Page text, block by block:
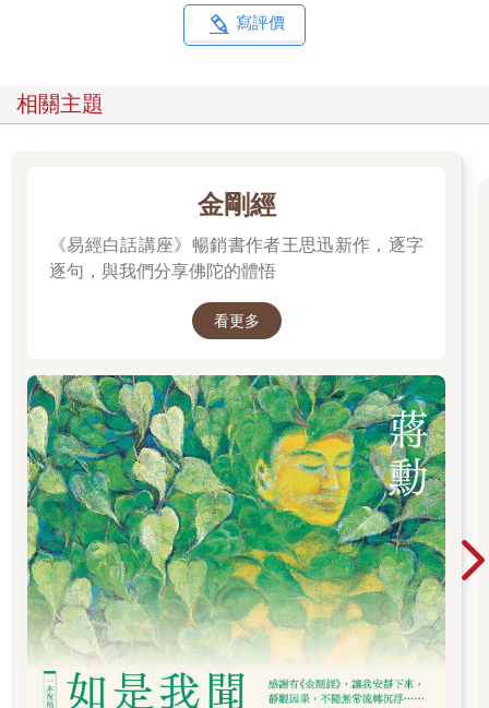
界外也還有不可認知的世界。
父：可認知世界和不可認知世界，就像可感知世界和不可感知世
說，不可認知的世界有哪些呢？
子：我覺得黑洞應該算一個，它到底是球體還是一個點呢？吸入
它，也不可能跑到黑洞裡面去研究。你能想像一下，如果我們在
黑洞裡，會看到什麼樣的情形嗎？
子：會看到什麼呀？
父：我想，因為黑洞的質量非常大，溫度非常高，裡面的物質肯
定會發出光，而光又無法逃逸出黑洞的視界，所以，黑洞的視界
內一點也不黑，應充滿了光，說不定是一片光明呢。
子：哈哈，有趣，不過這個在很長時間內估計都無法驗證。看來
父：是啊，人類的足跡現在最遠只能到月亮上，飛得最遠的探測
器「旅行者一號」離真正飛出太陽系還需要1.7萬年呢，對茫茫宇
宙，人類其實知之甚少，比如像外星人，外星人存在嗎？按照有
些科學家推算，應該有很多外星人存在，但我們一無所知，也無
從去認知。現實生活中還有一些超自然的現象，有具特異功能或
能預知未來的奇人，前臺灣大學校長李嗣涔，通過實驗，發現有
人能通過手指識字，有人能通過意志力（念力）移動物體、改變
物體形態、傳遞資訊等，這些都是目前科學無法解釋的事情。
〔注1〕所以，對於現在的人類來說，有很多事物是超出人們認知
的。
注1：李嗣涔，1952年生於臺灣，1980年獲得美國斯坦福大學電
機系博士學位，1986年成為臺大電機系教授，1989年任臺大電機
系主任，2005年到2013年任臺大校長。1987年李嗣涔應邀投入氣
功與腦波研究，取得意料不到的效果，1993年與具特異功能的人
寫評價
相關主題
金剛經
《易經白話講座》暢銷書作者王思迅新作，逐字
逐句，與我們分享佛陀的體悟
看更多